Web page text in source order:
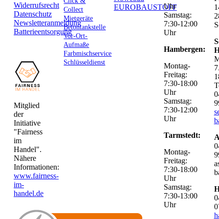
Widerrufsrecht
Datenschutz
Newsletteranmeldung
Batterieentsorgung
Mitglied
der
Initiative
"Fairness
im
Handel".
Nähere
Informationen:
www.fairness-
im-
handel.de
Collect
Mietgeräte
Betontankstelle
Vor-Ort-
Aufmaße
Farbmischservice
Schlüsseldienst
EUROBAUSTOFF
Uhr
Samstag:
7:30-12:00
Uhr
Hambergen:
Montag-
Freitag:
7:30-18:00
Uhr
Samstag:
7:30-12:00
Uhr
Tarmstedt:
Montag-
Freitag:
7:30-18:00
Uhr
Samstag:
7:30-13:00
Uhr